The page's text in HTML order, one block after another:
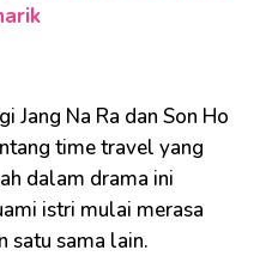
Jang Na Ra dan Son Ho
time travel yang
dalam drama ini
istri mulai merasa
satu sama lain.